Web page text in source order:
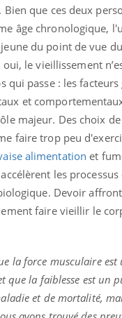
Bien que ces deux
âge chronologique,
du point de vue
le vieillissement
qui passe : les facteurs
et
majeur. Des choix
faire trop peu
alimentation et
les processus
Devoir
faire vieillir le
la force musculaire
que la faiblesse est un
et de mortalité,